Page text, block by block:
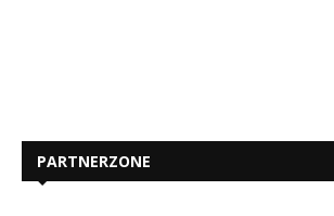
PARTNERZONE